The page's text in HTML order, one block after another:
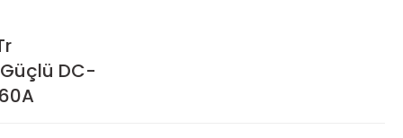
Güçlü DC-